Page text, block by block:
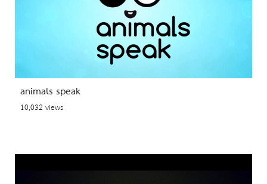
animals speak
10,032 views